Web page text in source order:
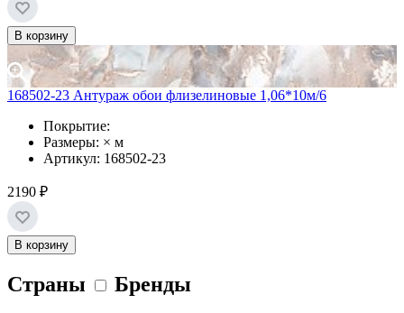
В корзину
168502-23 Антураж обои флизелиновые 1,06*10м/6
Покрытие:
Размеры: × м
Артикул: 168502-23
2190 ₽
В корзину
Страны Бренды